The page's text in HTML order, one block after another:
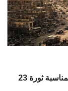
هيئة التدريس
الدراسات العليا
رئيس الجامعة والسادة النواب يقدمون التهنئة بمناسبة ثورة 23